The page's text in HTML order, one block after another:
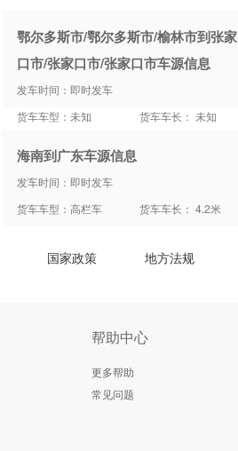
鄂尔多斯市/鄂尔多斯市/榆林市到张家
口市/张家口市/张家口市车源信息
发车时间：即时发车
货车车型：未知
货车车长： 未知
海南到广东车源信息
发车时间：即时发车
货车车型：高栏车
货车车长： 4.2米
国家政策 地方法规
帮助中心
更多帮助
常见问题